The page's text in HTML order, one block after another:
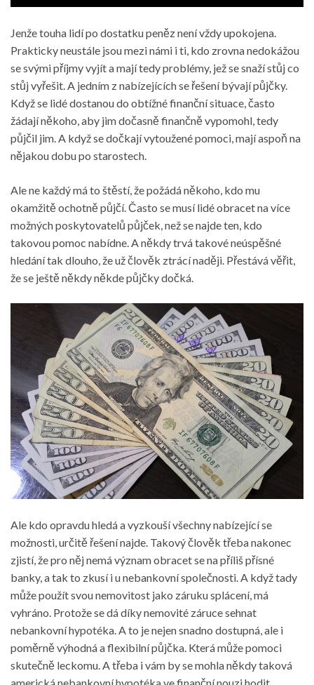
Jenže touha lidí po dostatku peněz není vždy upokojena.
Prakticky neustále jsou mezi námi i ti, kdo zrovna nedokážou
se svými příjmy vyjít a mají tedy problémy, jež se snaží stůj co
stůj vyřešit. A jedním z nabízejících se řešení bývají půjčky.
Když se lidé dostanou do obtížné finanční situace, často
žádají někoho, aby jim dočasně finančně vypomohl, tedy
půjčil jim. A když se dočkají vytoužené pomoci, mají aspoň na
nějakou dobu po starostech.
Ale ne každý má to štěstí, že požádá někoho, kdo mu
okamžitě ochotně půjčí. Často se musí lidé obracet na více
možných poskytovatelů půjček, než se najde ten, kdo
takovou pomoc nabídne. A někdy trvá takové neúspěšné
hledání tak dlouho, že už člověk ztrácí naději. Přestává věřit,
že se ještě někdy někde půjčky dočká.
Ale kdo opravdu hledá a vyzkouší všechny nabízející se
možnosti, určitě řešení najde. Takový člověk třeba nakonec
zjistí, že pro něj nemá význam obracet se na příliš přísné
banky, a tak to zkusí i u nebankovní společnosti. A když tady
může použít svou nemovitost jako záruku splácení, má
vyhráno. Protože se dá díky nemovité záruce sehnat
nebankovní hypotéka. A to je nejen snadno dostupná, ale i
poměrně výhodná a flexibilní půjčka. Která může pomoci
skutečně leckomu. A třeba i vám by se mohla někdy taková